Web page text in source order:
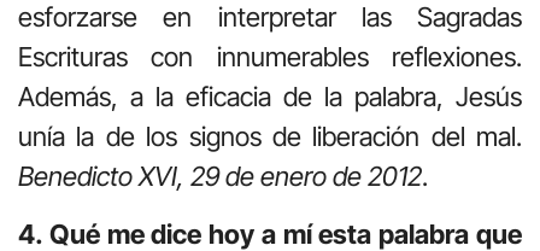
esforzarse en interpretar las Sagradas
Escrituras con innumerables reflexiones.
Además, a la eficacia de la palabra, Jesús
unía la de los signos de liberación del mal.
Benedicto XVI, 29 de enero de 2012.
4. Qué me dice hoy a mí esta palabra que